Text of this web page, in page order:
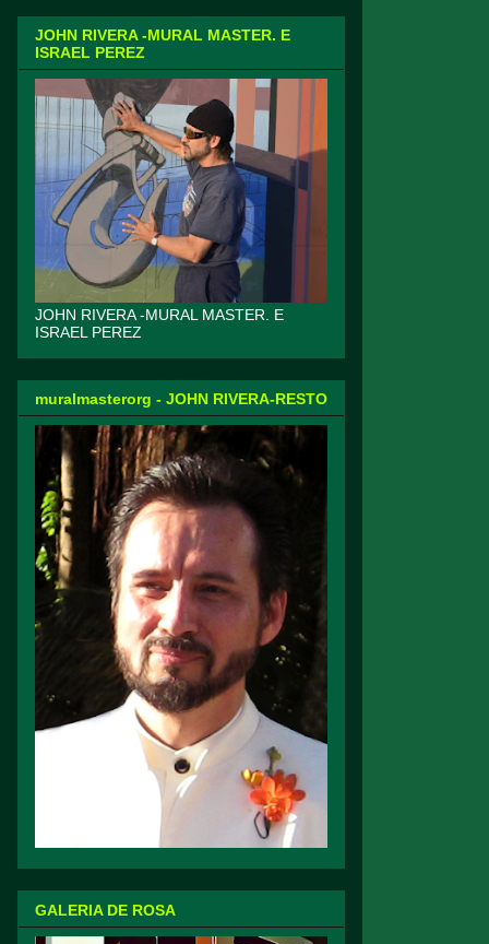
JOHN RIVERA -MURAL MASTER. E
ISRAEL PEREZ
JOHN RIVERA -MURAL MASTER. E
ISRAEL PEREZ
muralmasterorg - JOHN RIVERA-RESTO
GALERIA DE ROSA